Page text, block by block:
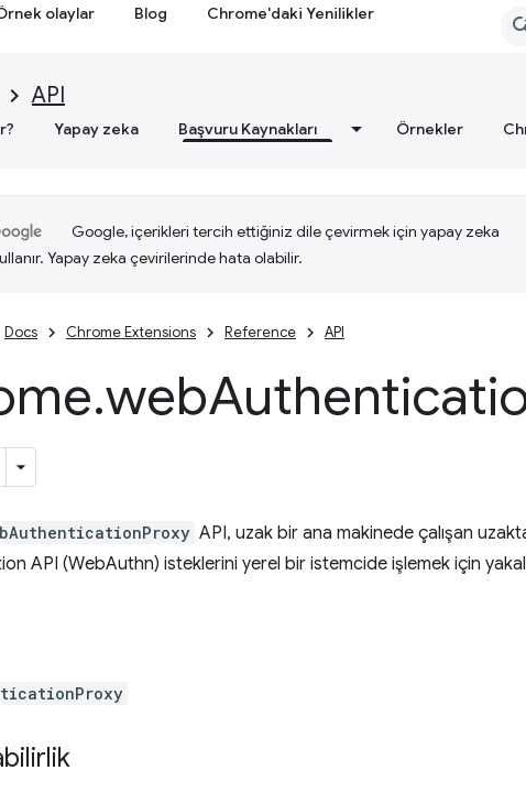
olaylar Blog Chrome'daki Yenilikler
API
Yapay zeka Başvuru Kaynakları Örnekler
Google, içerikleri tercih ettiğiniz dile çevirmek için yapay zeka
Yapay zeka çevirilerinde hata olabilir.
Docs Chrome Extensions Reference API
.web
API, uzak bir ana makinede çalışan
API (WebAuthn) isteklerini yerel bir istemcide işlemek için